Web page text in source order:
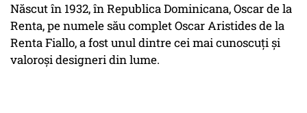
Născut în 1932, în Republica Dominicana, Oscar de la
Renta, pe numele său complet Oscar Aristides de la
Renta Fiallo, a fost unul dintre cei mai cunoscuți și
valoroși designeri din lume.